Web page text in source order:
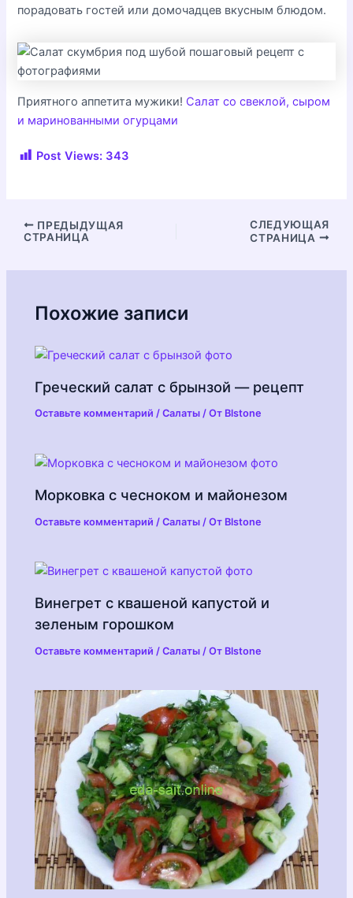
порадовать гостей или домочадцев вкусным блюдом.
Приятного аппетита мужики! Салат со свеклой, сыром
и маринованными огурцами
Post Views: 343
НавигацияПРЕДЫДУЩАЯ
СТРАНИЦА
СЛЕДУЮЩАЯ
СТРАНИЦА
Похожие записи
Греческий салат с брынзой — рецепт
Оставьте комментарий /Салаты / От Blstone
Морковка с чесноком и майонезом
Оставьте комментарий /Салаты / От Blstone
Винегрет с квашеной капустой и
зеленым горошком
Оставьте комментарий /Салаты / От Blstone